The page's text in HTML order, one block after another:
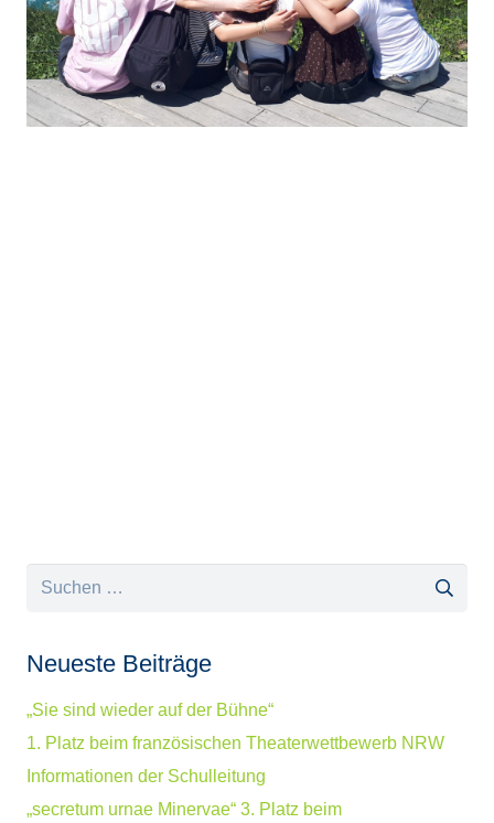
Suchen
Neueste Beiträge
„Sie sind wieder auf der Bühne“
1. Platz beim französischen Theaterwettbewerb NRW
Informationen der Schulleitung
„secretum urnae Minervae“ 3. Platz beim